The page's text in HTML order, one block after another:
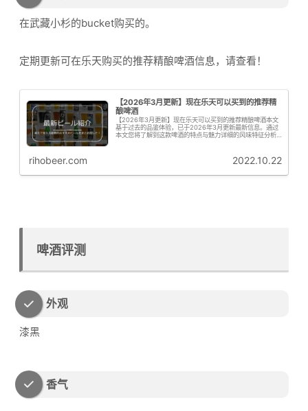
在武藏小杉的bucket购买的。
定期更新可在乐天购买的推荐精酿啤酒信息，请查看！
【2026年3月更新】现在乐天可以买到的推荐精
酿啤酒
【2026年3月更新】现在乐天可以买到的推荐精酿啤酒本文
基于过去的品鉴体验，已于2026年3月更新最新信息。通过
本文您将了解到这款啤酒的特点与魅力详细的风味特征分析
rihobeer.com 2022.10.22
啤酒评测
外观
漆黑
香气